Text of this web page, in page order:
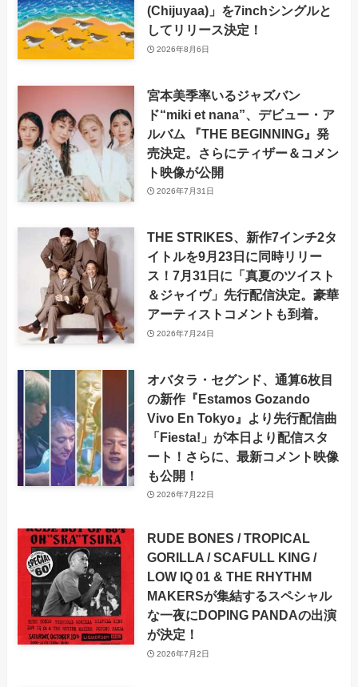
(Chijuyaa)」を7inchシングルと
してリリース決定！
2026年8月6日
宮本美季率いるジャズバン
ド“miki et nana”、デビュー・ア
ルバム 『THE BEGINNING』発
売決定。さらにティザー＆コメン
ト映像が公開
2026年7月31日
THE STRIKES、新作7インチ2タ
イトルを9月23日に同時リリー
ス！7月31日に「真夏のツイスト
＆ジャイヴ」先行配信決定。豪華
アーティストコメントも到着。
2026年7月24日
オバタラ・セグンド、通算6枚目
の新作『Estamos Gozando
Vivo En Tokyo』より先行配信曲
「Fiesta!」が本日より配信スタ
ート！さらに、最新コメント映像
も公開！
2026年7月22日
RUDE BONES / TROPICAL
GORILLA / SCAFULL KING /
LOW IQ 01 & THE RHYTHM
MAKERSが集結するスペシャル
な一夜にDOPING PANDAの出演
が決定！
2026年7月2日